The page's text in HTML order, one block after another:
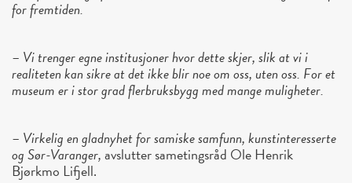
for fremtiden.
– Vi trenger egne institusjoner hvor dette skjer, slik at vi i
realiteten kan sikre at det ikke blir noe om oss, uten oss. For et
museum er i stor grad flerbruksbygg med mange muligheter.
– Virkelig en gladnyhet for samiske samfunn, kunstinteresserte
og Sør-Varanger,avslutter sametingsråd Ole Henrik
Bjørkmo Lifjell.